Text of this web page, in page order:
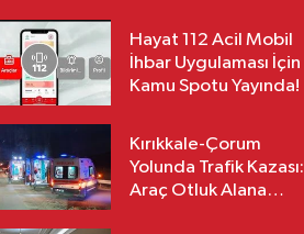
Hayat 112 Acil Mobil
İhbar Uygulaması İçin
Kamu Spotu Yayında!
Kırıkkale-Çorum
Yolunda Trafik Kazası:
Araç Otluk Alana